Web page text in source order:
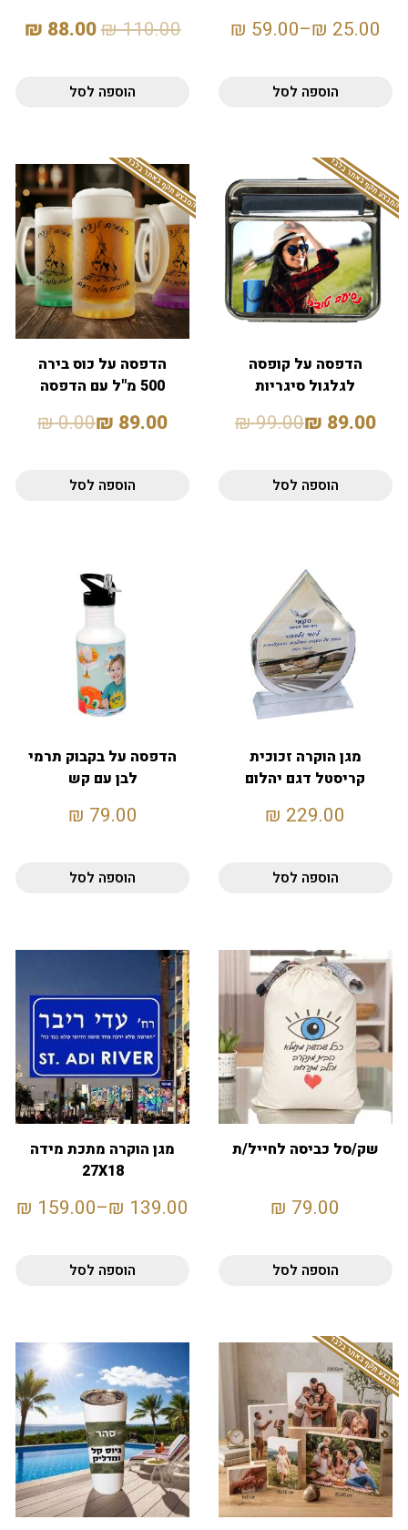
25.00
₪
–
59.00
₪
הוספה לסל
110.00
₪
88.00
₪
הוספה לסל
המבצע תקף באתר בלבד
הדפסה על קופסה
לגלגול סיגריות
89.00
₪
99.00
₪
הוספה לסל
המבצע תקף באתר בלבד
הדפסה על כוס בירה
500 מ"ל עם הדפסה
89.00
₪
0.00
₪
הוספה לסל
מגן הוקרה זכוכית
קריסטל דגם יהלום
229.00
₪
הוספה לסל
הדפסה על בקבוק תרמי
לבן עם קש
79.00
₪
הוספה לסל
שק/סל כביסה לחייל/ת
79.00
₪
הוספה לסל
מגן הוקרה מתכת מידה
27X18
139.00
₪
–
159.00
₪
הוספה לסל
המבצע תקף באתר בלבד